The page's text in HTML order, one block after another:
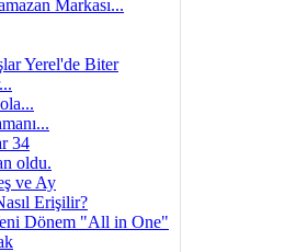
Markası...
Yerel'de Biter
34
oldu.
ve Ay
Erişilir?
Dönem "All in One"